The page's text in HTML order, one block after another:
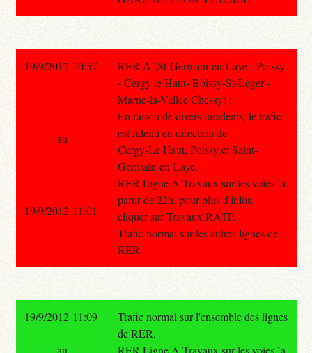
19/9/2012 10:57
RER A (St-Germain-en-Laye - Poissy
- Cergy le Haut- Boissy-St-Leger -
Marne-la-Vallee Chessy) :
En raison de divers incidents, le trafic
est ralenti en direction de
Cergy-Le Haut, Poissy et Saint-
Germain-en-Laye.
RER Ligne A Travaux sur les voies `a
partir de 22h, pour plus d'infos,
cliquer sur Travaux RATP.
Trafic normal sur les autres lignes de
RER.
au
19/9/2012 11:01
19/9/2012 11:09
Trafic normal sur l'ensemble des lignes
de RER.
RER Ligne A Travaux sur les voies `a
au